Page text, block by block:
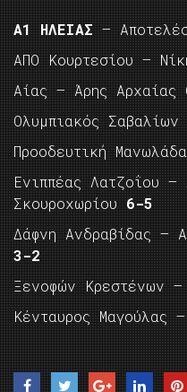
Α1 ΗΛΕΙΑΣ –
ΑΠΟ Κουρτεσίου –
Αίας – Άρης Αρχαίας
Ολυμπιακός
Προοδευτική
Ενιππέας Λατζοΐου
Σκουροχωρίου 6-5
Δάφνη Ανδραβίδας –
3-2
Ξενοφών Κρεστένων
Κένταυρος Μαγούλας